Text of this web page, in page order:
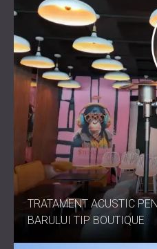
TRATAMENT ACUSTIC
BARULUI TIP BOUTIQUE